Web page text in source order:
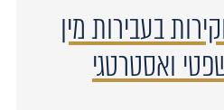
בעבירות מין
ואסטרטגי